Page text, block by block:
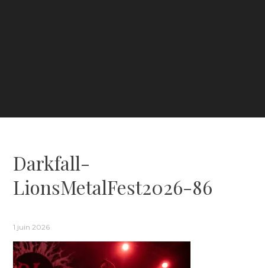
Darkfall-
LionsMetalFest2026-86
1 juin 2026